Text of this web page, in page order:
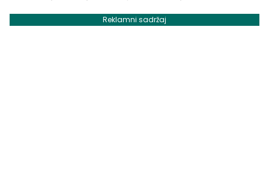
Reklamni sadržaj